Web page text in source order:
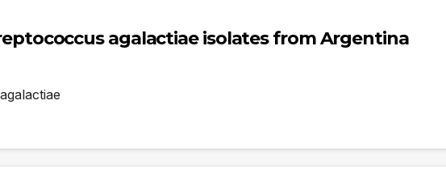
agalactiae isolates from Argentina